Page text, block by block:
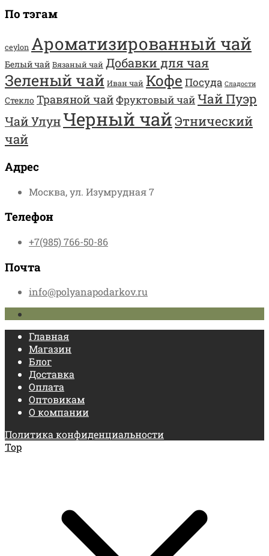
По тэгам
ceylon Ароматизированный чай
Белый чай Вязаный чай Добавки для чая
Зеленый чай Иван чай Кофе Посуда Сладости
Стекло Травяной чайФруктовый чайЧай Пуэр
Чай УлунЧерный чайЭтнический
чай
Адрес
Москва, ул. Изумрудная 7
Телефон
+7(985) 766-50-86
Почта
info@polyanapodarkov.ru
Главная
Магазин
Блог
Доставка
Оплата
Оптовикам
О компании
Политика конфиденциальности
Top